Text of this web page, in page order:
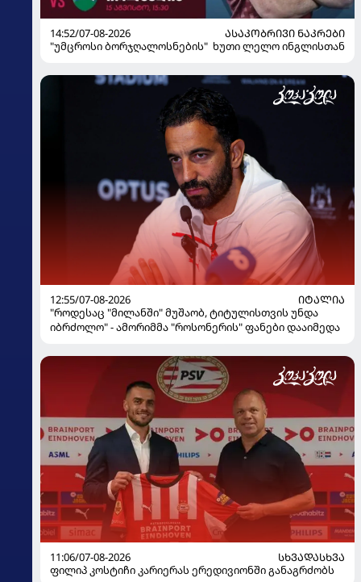
14:52/07-08-2026
ᲐᲡᲐᲙᲝᲑᲠᲘᲕᲘ ᲜᲐᲙᲠᲔᲑᲘ
"უმცროსი ბორჯღალოსნების" ხუთი ლელო ინგლისთან
12:55/07-08-2026
ᲘᲢᲐᲚᲘᲐ
"როდესაც "მილანში" მუშაობ, ტიტულისთვის უნდა
იბრძოლო" - ამორიმმა "როსონერის" ფანები დააიმედა
11:06/07-08-2026
ᲡᲮᲕᲐᲓᲐᲡᲮᲕᲐ
ფილიპ კოსტიჩი კარიერას ერედივიონში განაგრძობს